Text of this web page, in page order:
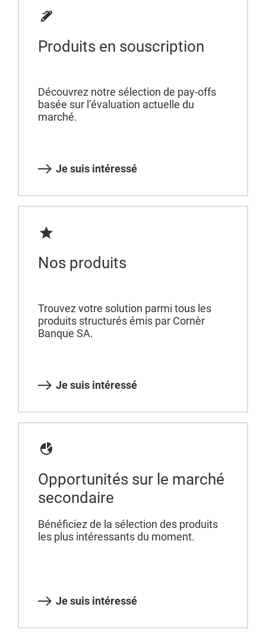
Produits en souscription
Découvrez notre sélection de pay-offs
basée sur l’évaluation actuelle du
marché.
Je suis intéressé
Nos produits
Trouvez votre solution parmi tous les
produits structurés émis par Cornèr
Banque SA.
Je suis intéressé
Opportunités sur le marché
secondaire
Bénéficiez de la sélection des produits
les plus intéressants du moment.
Je suis intéressé